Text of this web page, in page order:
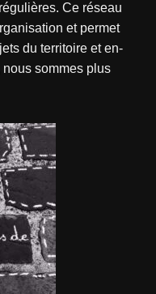
Ce réseau
et permet
du territoire et en-
sommes plus